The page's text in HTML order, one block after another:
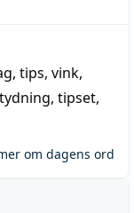
, tips, vink,
tipset,
om dagens ord